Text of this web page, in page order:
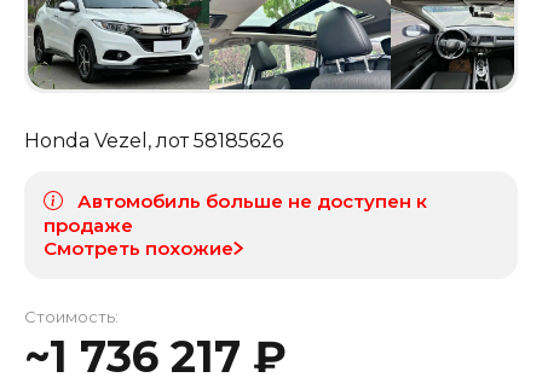
Honda Vezel , лот58185626
Автомобиль больше не доступен к
продаже
Смотреть похожие
Стоимость:
~1 736 217 ₽